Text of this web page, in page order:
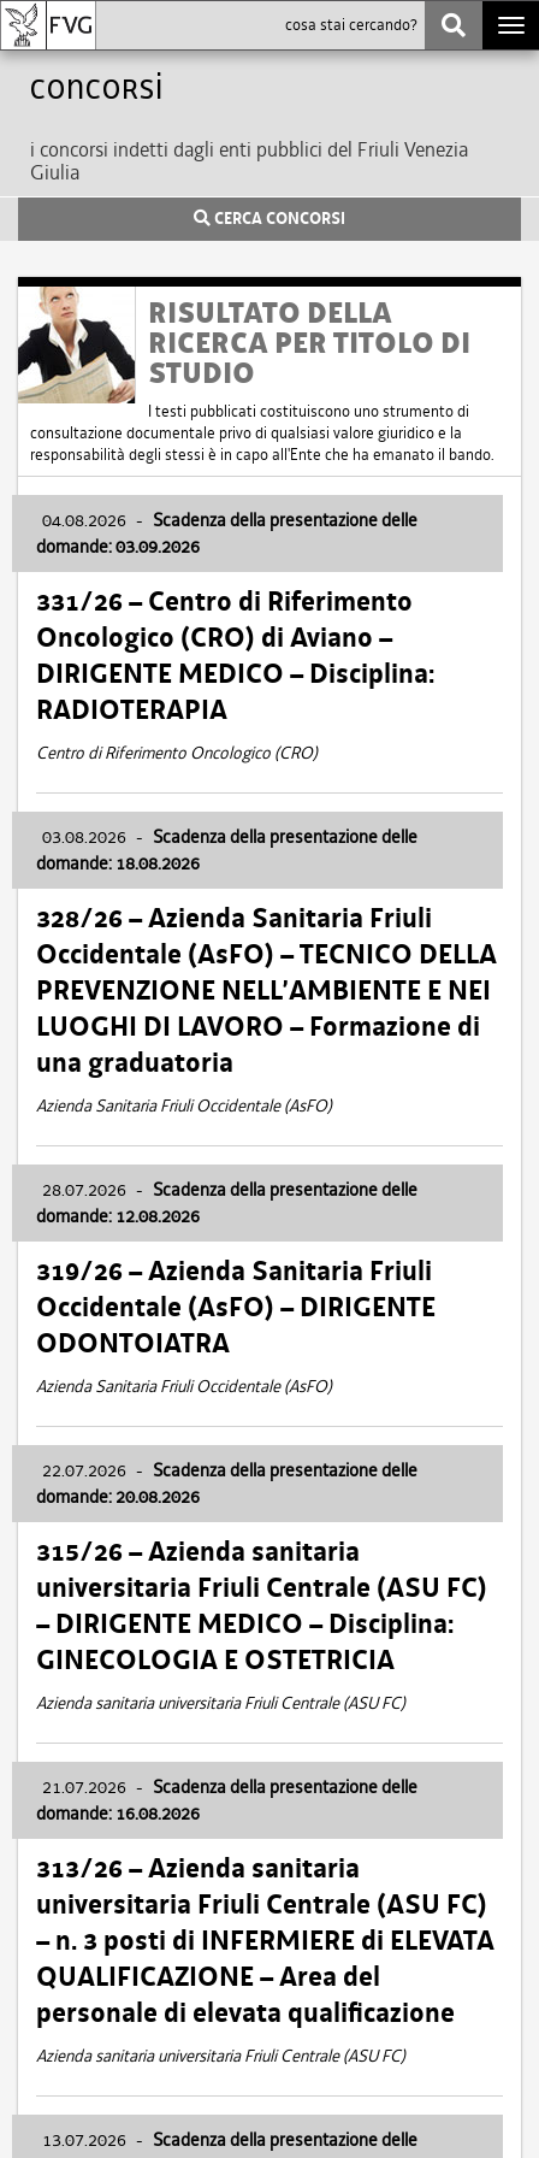
Concorsi
i concorsi indetti dagli enti pubblici del Friuli Venezia
Giulia
CERCA CONCORSI
RISULTATO DELLA
RICERCA PER TITOLO DI
STUDIO
I testi pubblicati costituiscono uno strumento di
consultazione documentale privo di qualsiasi valore giuridico e la
responsabilità degli stessi è in capo all'Ente che ha emanato il bando.
04.08.2026 - Scadenza della presentazione delle
domande: 03.09.2026
331/26 – Centro di Riferimento
Oncologico (CRO) di Aviano –
DIRIGENTE MEDICO – Disciplina:
RADIOTERAPIA
Centro di Riferimento Oncologico (CRO)
03.08.2026 - Scadenza della presentazione delle
domande: 18.08.2026
328/26 – Azienda Sanitaria Friuli
Occidentale (AsFO) – TECNICO DELLA
PREVENZIONE NELL’AMBIENTE E NEI
LUOGHI DI LAVORO – Formazione di
una graduatoria
Azienda Sanitaria Friuli Occidentale (AsFO)
28.07.2026 - Scadenza della presentazione delle
domande: 12.08.2026
319/26 – Azienda Sanitaria Friuli
Occidentale (AsFO) – DIRIGENTE
ODONTOIATRA
Azienda Sanitaria Friuli Occidentale (AsFO)
22.07.2026 - Scadenza della presentazione delle
domande: 20.08.2026
315/26 – Azienda sanitaria
universitaria Friuli Centrale (ASU FC)
– DIRIGENTE MEDICO – Disciplina:
GINECOLOGIA E OSTETRICIA
Azienda sanitaria universitaria Friuli Centrale (ASU FC)
21.07.2026 - Scadenza della presentazione delle
domande: 16.08.2026
313/26 – Azienda sanitaria
universitaria Friuli Centrale (ASU FC)
– n. 3 posti di INFERMIERE di ELEVATA
QUALIFICAZIONE – Area del
personale di elevata qualificazione
Azienda sanitaria universitaria Friuli Centrale (ASU FC)
13.07.2026 - Scadenza della presentazione delle